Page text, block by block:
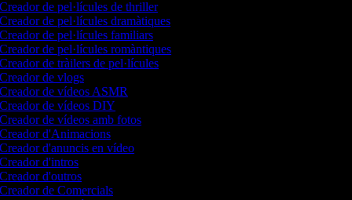
de pel·lícules de thriller
de pel·lícules dramàtiques
de pel·lícules familiars
de pel·lícules romàntiques
de tràilers de pel·lícules
de vlogs
de vídeos ASMR
de vídeos DIY
de vídeos amb fotos
d'Animacions
d'anuncis en vídeo
d'intros
d'outros
de Comercials